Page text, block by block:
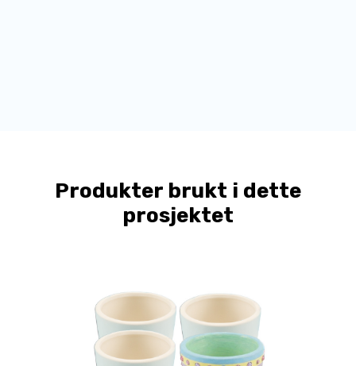
Produkter brukt i dette
prosjektet